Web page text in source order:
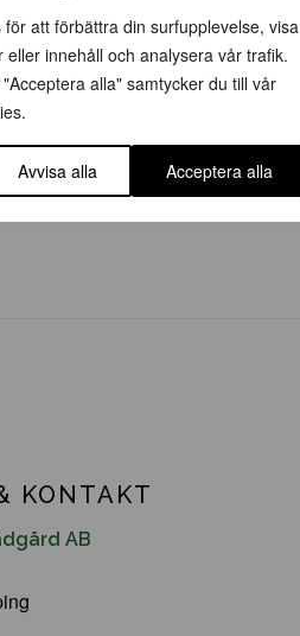
att förbättra din surfupplevelse, visa
innehåll och analysera vår trafik.
alla" samtycker du till vår
Avvisa alla Acceptera alla
KONTAKT
AB